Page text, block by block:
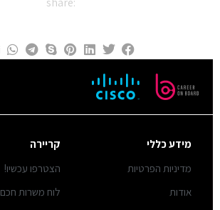
מידע כללי
מדיניות הפרטיות
אודות
קריירה
הצטרפו עכשיו!
לוח משרות חכם